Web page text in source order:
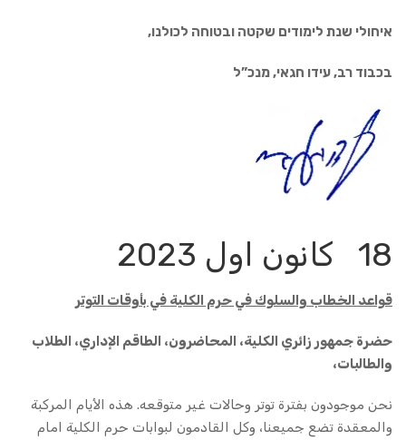
איחולי שנת לימודים שקטה ובטוחה לכולנו,
בכבוד רב, עידו חגאי, מנכ”ל
18 كانون اول 2023
قواعد الخطاب والسلوك في حرم الكلية في بأوقات التوتر
حضرة جمهور زائري الكلية، المحاضرون، الطاقم الإداري، الطلاب
والطالبات،
نحن موجودون بفترة توتر وحالات غير متوقعه. هذه الأيام المركبة
والمعقدة تضع جميعنا، وكل القادمون لبوابات حرم الكلية امام